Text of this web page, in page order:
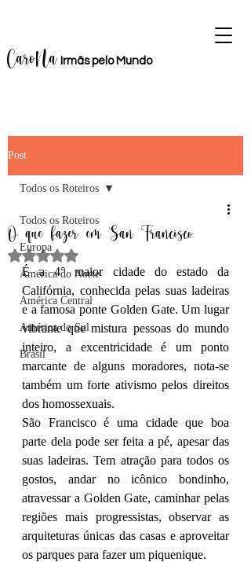
CaroNa Irmãspelo Mundo
Post
Todos os Roteiros
Europa
América do Norte
América Central
América do Sul
Brasil
Todos os Roteiros
O que fazer em San Francisco
Avaliado com NaN de 5 estrelas.
É a 4° maior cidade do estado da
Califórnia, conhecida pelas suas ladeiras
e a famosa ponte Golden Gate. Um lugar
vibrante que mistura pessoas do mundo
inteiro, a excentricidade é um ponto
marcante de alguns moradores, nota-se
também um forte ativismo pelos direitos
dos homossexuais.
São Francisco é uma cidade que boa
parte dela pode ser feita a pé, apesar das
suas ladeiras. Tem atração para todos os
gostos, andar no icônico bondinho,
atravessar a Golden Gate, caminhar pelas
regiões mais progressistas, observar as
arquiteturas únicas das casas e aproveitar
os parques para fazer um piquenique.